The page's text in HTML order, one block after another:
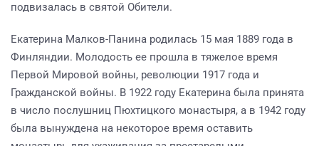
подвизалась в святой Обители.
Екатерина Малков-Панина родилась 15 мая 1889 года в
Финляндии. Молодость ее прошла в тяжелое время
Первой Мировой войны, революции 1917 года и
Гражданской войны. В 1922 году Екатерина была принята
в число послушниц Пюхтицкого монастыря, а в 1942 году
была вынуждена на некоторое время оставить